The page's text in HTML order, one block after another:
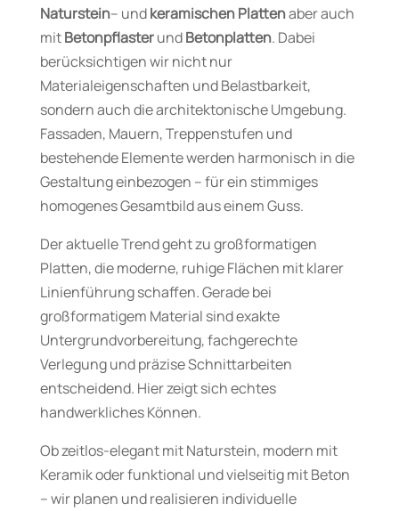
Naturstein– undkeramischen Plattenaber auch
mitBetonpflasterundBetonplatten. Dabei
berücksichtigen wir nicht nur
Materialeigenschaften und Belastbarkeit,
sondern auch die architektonische Umgebung.
Fassaden, Mauern, Treppenstufen und
bestehende Elemente werden harmonisch in die
Gestaltung einbezogen – für ein stimmiges
homogenes Gesamtbild aus einem Guss.
Der aktuelle Trend geht zu großformatigen
Platten, die moderne, ruhige Flächen mit klarer
Linienführung schaffen. Gerade bei
großformatigem Material sind exakte
Untergrundvorbereitung, fachgerechte
Verlegung und präzise Schnittarbeiten
entscheidend. Hier zeigt sich echtes
handwerkliches Können.
Ob zeitlos-elegant mit Naturstein, modern mit
Keramik oder funktional und vielseitig mit Beton
– wir planen und realisieren individuelle